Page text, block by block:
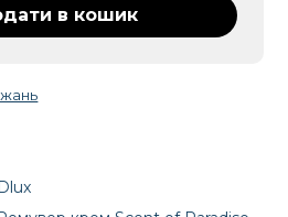
в кошик